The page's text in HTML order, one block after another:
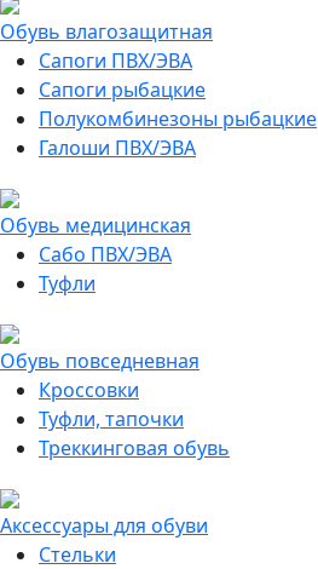
Обувь влагозащитная
Сапоги ПВХ/ЭВА
Сапоги рыбацкие
Полукомбинезоны рыбацкие
Галоши ПВХ/ЭВА
Обувь медицинская
Сабо ПВХ/ЭВА
Туфли
Обувь повседневная
Кроссовки
Туфли, тапочки
Треккинговая обувь
Аксессуары для обуви
Стельки